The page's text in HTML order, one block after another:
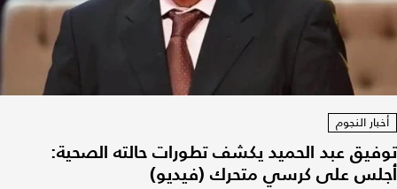
أخبار النجوم
توفيق عبد الحميد يكشف تطورات حالته الصحية:
أجلس على كرسي متحرك (فيديو)